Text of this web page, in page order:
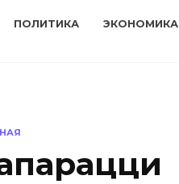
ПОЛИТИКА ЭКОНОМИКА